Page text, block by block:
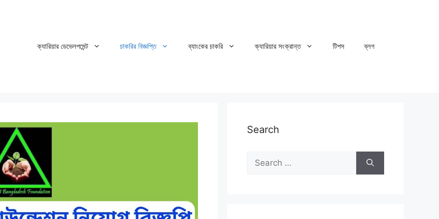
ক্যারিয়ার ডেভেলপমেন্ট চাকরির বিজ্ঞপ্তি ব্যাংকের চাকরি ক্যারিয়ার সংক্রান্ত টিপস ব্লগ
Search
Search
for: